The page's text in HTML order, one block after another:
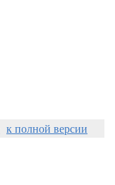
к полной версии